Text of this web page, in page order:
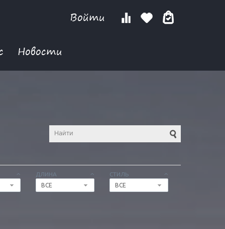
Войти
Новости
ДЛИНА
ВСЕ
СТИЛЬ
ВСЕ